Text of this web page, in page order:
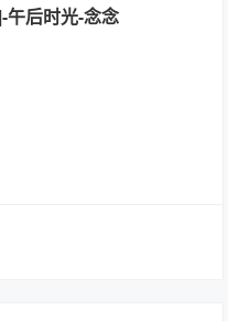
午后时光-念念